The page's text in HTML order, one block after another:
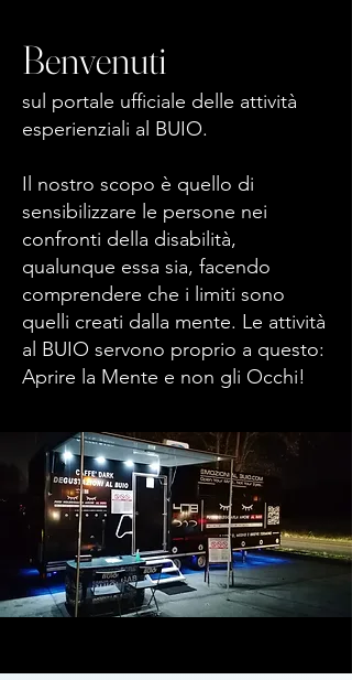
Benvenuti
sul portale ufficiale delle attività
esperienziali al BUIO.
Il nostro scopo è quello di
sensibilizzare le persone nei
confronti della disabilità,
qualunque essa sia, facendo
comprendere che i limiti sono
quelli creati dalla mente. Le attività
al BUIO servono proprio a questo:
Aprire la Mente e non gli Occhi!​